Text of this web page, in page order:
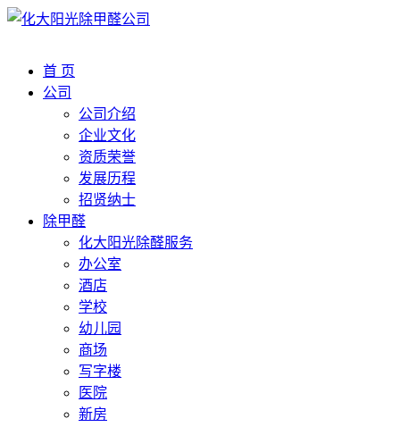
首 页
公司
公司介绍
企业文化
资质荣誉
发展历程
招贤纳士
除甲醛
化大阳光除醛服务
办公室
酒店
学校
幼儿园
商场
写字楼
医院
新房